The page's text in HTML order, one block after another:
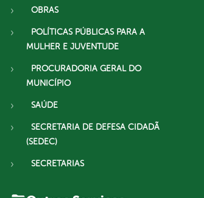
OBRAS
POLÍTICAS PÚBLICAS PARA A
MULHER E JUVENTUDE
PROCURADORIA GERAL DO
MUNICÍPIO
SAÚDE
SECRETARIA DE DEFESA CIDADÃ
(SEDEC)
SECRETARIAS